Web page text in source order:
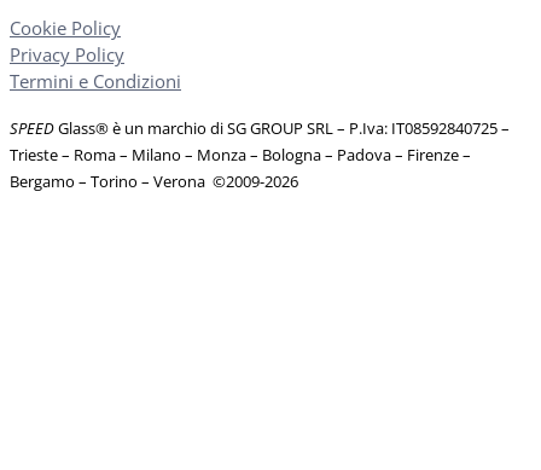
Cookie Policy
Privacy Policy
Termini e Condizioni
SPEEDGlass® è un marchio di SG GROUP SRL – P.Iva: IT08592840725–
Trieste – Roma – Milano – Monza – Bologna – Padova – Firenze –
Bergamo – Torino – Verona ©2009-2026